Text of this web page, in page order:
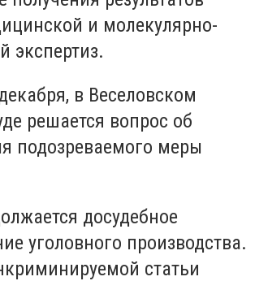
и молекулярно-
экспертиз.
в Веселовском
решается вопрос об
подозреваемого меры
досудебное
уголовного производства.
статьи